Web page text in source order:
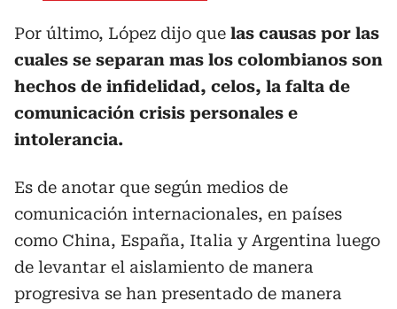
Por último, López dijo que las causas por las
cuales se separan mas los colombianos son
hechos de infidelidad, celos, la falta de
comunicación crisis personales e
intolerancia.
Es de anotar que según medios de
comunicación internacionales, en países
como China, España, Italia y Argentina luego
de levantar el aislamiento de manera
progresiva se han presentado de manera